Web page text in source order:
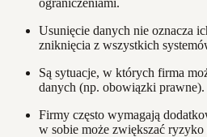
Usunięcie danych nie oznacza
zniknięcia z wszystkich
Są sytuacje, w których firma
danych (np. obowiązki prawne).
Firmy często wymagają
w sobie może zwiększać ryzyko